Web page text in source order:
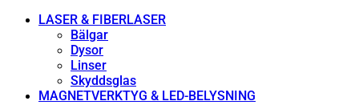
LASER & FIBERLASER
Bälgar
Dysor
Linser
Skyddsglas
MAGNETVERKTYG & LED-BELYSNING